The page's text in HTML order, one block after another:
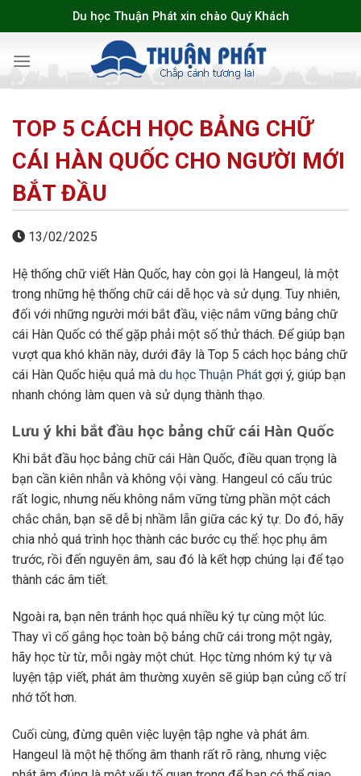
to
Du học Thuận Phát xin chào Quý Khách
TOP 5 CÁCH HỌC BẢNG CHỮ
CÁI HÀN QUỐC CHO NGƯỜI MỚI
BẮT ĐẦU
13/02/2025
Hệ thống chữ viết Hàn Quốc, hay còn gọi là Hangeul, là một
trong những hệ thống chữ cái dễ học và sử dụng. Tuy nhiên,
đối với những người mới bắt đầu, việc nắm vững bảng chữ
cái Hàn Quốc có thể gặp phải một số thử thách. Để giúp bạn
vượt qua khó khăn này, dưới đây là Top 5 cách học bảng chữ
cái Hàn Quốc hiệu quả mà du học Thuận Phát gợi ý, giúp bạn
nhanh chóng làm quen và sử dụng thành thạo.
Lưu ý khi bắt đầu học bảng chữ cái Hàn Quốc
Khi bắt đầu học bảng chữ cái Hàn Quốc, điều quan trọng là
bạn cần kiên nhẫn và không vội vàng. Hangeul có cấu trúc
rất logic, nhưng nếu không nắm vững từng phần một cách
chắc chắn, bạn sẽ dễ bị nhầm lẫn giữa các ký tự. Do đó, hãy
chia nhỏ quá trình học thành các bước cụ thể: học phụ âm
trước, rồi đến nguyên âm, sau đó là kết hợp chúng lại để tạo
thành các âm tiết.
Ngoài ra, bạn nên tránh học quá nhiều ký tự cùng một lúc.
Thay vì cố gắng học toàn bộ bảng chữ cái trong một ngày,
hãy học từ từ, mỗi ngày một chút. Học từng nhóm ký tự và
luyện tập viết, phát âm thường xuyên sẽ giúp bạn củng cố trí
nhớ tốt hơn.
Cuối cùng, đừng quên việc luyện tập nghe và phát âm.
Hangeul là một hệ thống âm thanh rất rõ ràng, nhưng việc